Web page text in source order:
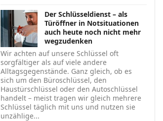
Der Schlüsseldienst – als
Türöffner in Notsituationen
auch heute noch nicht mehr
wegzudenken
Wir achten auf unsere Schlüssel oft
sorgfältiger als auf viele andere
Alltagsgegenstände. Ganz gleich, ob es
sich um den Büroschlüssel, den
Haustürschlüssel oder den Autoschlüssel
handelt – meist tragen wir gleich mehrere
Schlüssel täglich mit uns und nutzen sie
unzählige...